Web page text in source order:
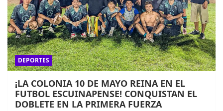
DEPORTES
¡LA COLONIA 10 DE MAYO REINA EN EL
FUTBOL ESCUINAPENSE! CONQUISTAN EL
DOBLETE EN LA PRIMERA FUERZA